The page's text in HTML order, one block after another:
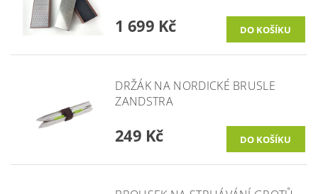
1 699 Kč
DRŽÁK NA NORDICKÉ BRUSLE
ZANDSTRA
249 Kč